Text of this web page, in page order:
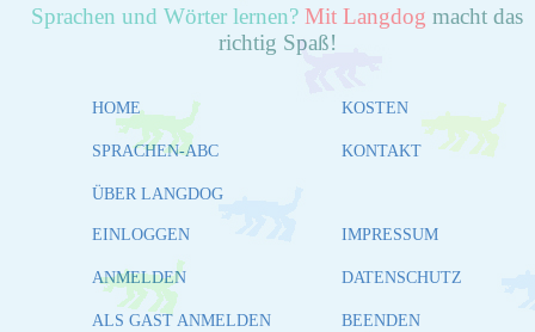
Sprachen und Wörter lernen? Mit Langdog macht das
richtig Spaß!
HOME
SPRACHEN-ABC
ÜBER LANGDOG
KOSTEN
KONTAKT
EINLOGGEN
ANMELDEN
ALS GAST ANMELDEN
IMPRESSUM
DATENSCHUTZ
BEENDEN